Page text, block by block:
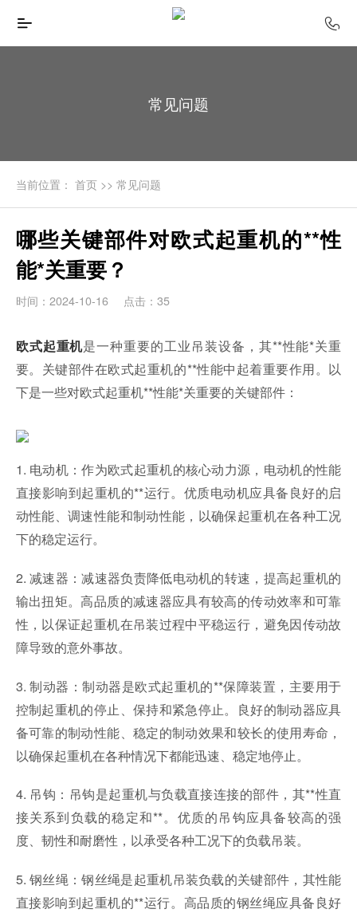
常见问题
当前位置： 首页>> 常见问题
哪些关键部件对欧式起重机的**性
能*关重要？
时间：2024-10-16 点击：35
欧式起重机是一种重要的工业吊装设备，其**性能*关重
要。关键部件在欧式起重机的**性能中起着重要作用。以
下是一些对欧式起重机**性能*关重要的关键部件：
1. 电动机：作为欧式起重机的核心动力源，电动机的性能
直接影响到起重机的**运行。优质电动机应具备良好的启
动性能、调速性能和制动性能，以确保起重机在各种工况
下的稳定运行。
2. 减速器：减速器负责降低电动机的转速，提高起重机的
输出扭矩。高品质的减速器应具有较高的传动效率和可靠
性，以保证起重机在吊装过程中平稳运行，避免因传动故
障导致的意外事故。
3. 制动器：制动器是欧式起重机的**保障装置，主要用于
控制起重机的停止、保持和紧急停止。良好的制动器应具
备可靠的制动性能、稳定的制动效果和较长的使用寿命，
以确保起重机在各种情况下都能迅速、稳定地停止。
4. 吊钩：吊钩是起重机与负载直接连接的部件，其**性直
接关系到负载的稳定和**。优质的吊钩应具备较高的强
度、韧性和耐磨性，以承受各种工况下的负载吊装。
5. 钢丝绳：钢丝绳是起重机吊装负载的关键部件，其性能
直接影响到起重机的**运行。高品质的钢丝绳应具备良好